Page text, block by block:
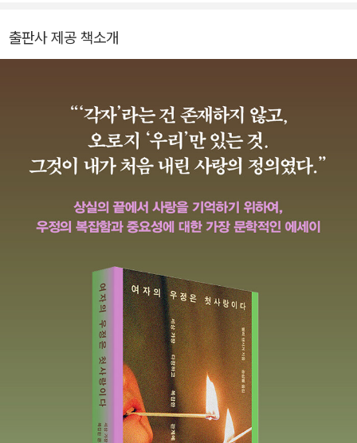
갔다. 여러 매체의 객원 편집자 및 칼럼니스트, 배럴하우스북스 부편
가르친다. 2023년 뉴욕예술위원회/뉴욕예술재단(NYSCA/NYFA)
논픽션 부문 아티스트 펠로가 되었다. 현재 뉴욕에서 남편, 고양이와
함께 살고 있다.
출판사 제공 책소개